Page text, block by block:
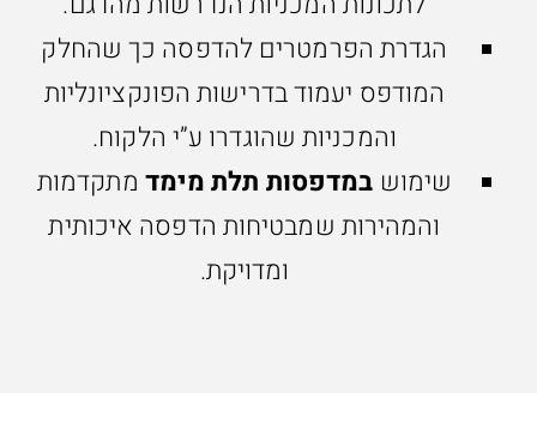
הגדרת הפרמטרים להדפסה כך שהחלק
המודפס יעמוד בדרישות הפונקציונליות
והמכניות שהוגדרו ע”י הלקוח.
שימוש במדפסות תלת מימד מתקדמות
והמהירות שמבטיחות הדפסה איכותית
ומדויקת.